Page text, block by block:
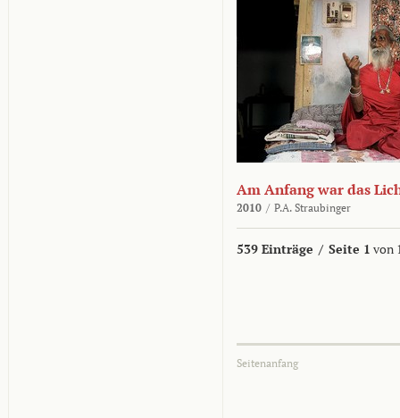
Am Anfang war das
2010 / P.A. Straubinger
539 Einträge / Seite 1 von
Seitenanfang